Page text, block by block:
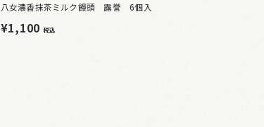
八女濃香抹茶ミルク饅頭 露誉 6個入
¥1,100 税込